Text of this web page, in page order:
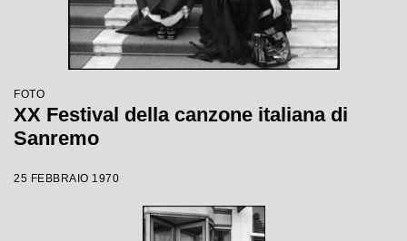
FOTO
XX Festival della canzone italiana di
Sanremo
25 FEBBRAIO 1970